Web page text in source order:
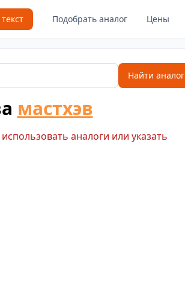
Подобрать аналог Цены
Найти аналог
мастхэв
аналоги или указать